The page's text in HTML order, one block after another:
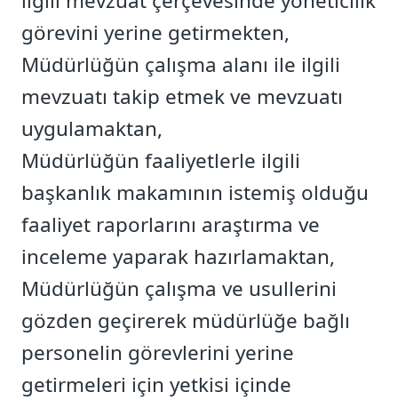
görevini yerine getirmekten,
Müdürlüğün çalışma alanı ile ilgili
mevzuatı takip etmek ve mevzuatı
uygulamaktan,
Müdürlüğün faaliyetlerle ilgili
başkanlık makamının istemiş olduğu
faaliyet raporlarını araştırma ve
inceleme yaparak hazırlamaktan,
Müdürlüğün çalışma ve usullerini
gözden geçirerek müdürlüğe bağlı
personelin görevlerini yerine
getirmeleri için yetkisi içinde